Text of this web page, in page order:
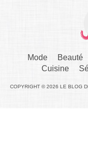
Mode Beauté
Cuisine
COPYRIGHT © 2026 LE BLOG